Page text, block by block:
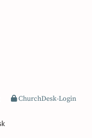
ChurchDesk-Login